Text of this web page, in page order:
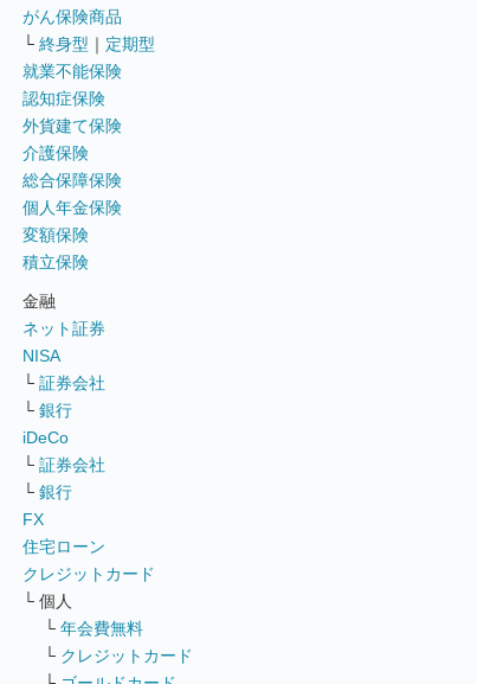
がん保険商品
└ 終身型 ｜ 定期型
就業不能保険
認知症保険
外貨建て保険
介護保険
総合保障保険
個人年金保険
変額保険
積立保険
金融
ネット証券
NISA
└ 証券会社
└ 銀行
iDeCo
└ 証券会社
└ 銀行
FX
住宅ローン
クレジットカード
└ 個人
└ 年会費無料
└ クレジットカード